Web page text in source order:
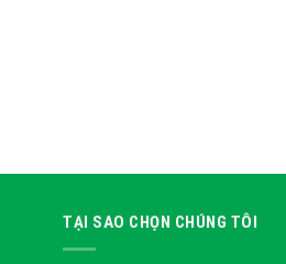
TẠI SAO CHỌN CHÚNG TÔI